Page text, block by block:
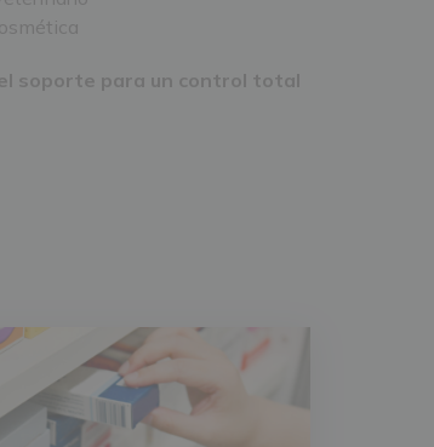
soporte para un control total